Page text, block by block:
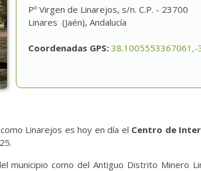
Pº Virgen de Linarejos, s/n. C.P. - 23700
Linares (Jaén), Andalucía
Coordenadas GPS:
Linarejos es hoy en día el Centro de
como del Antiguo Distrito Minero